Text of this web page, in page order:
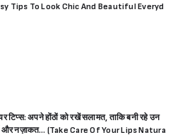
Tips To Look Chic And Beautiful Everyd
टिप्स: अपने होंठों को रखें सलामत, ताकि बनी रहे उन
और नज़ाकत… (Take Care Of Your Lips Natura